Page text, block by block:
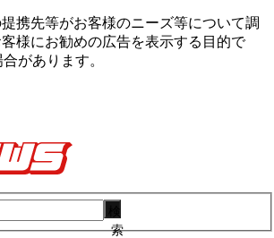
携先等がお客様のニーズ等について調
様にお勧めの広告を表⽰する⽬的で
があります。
索